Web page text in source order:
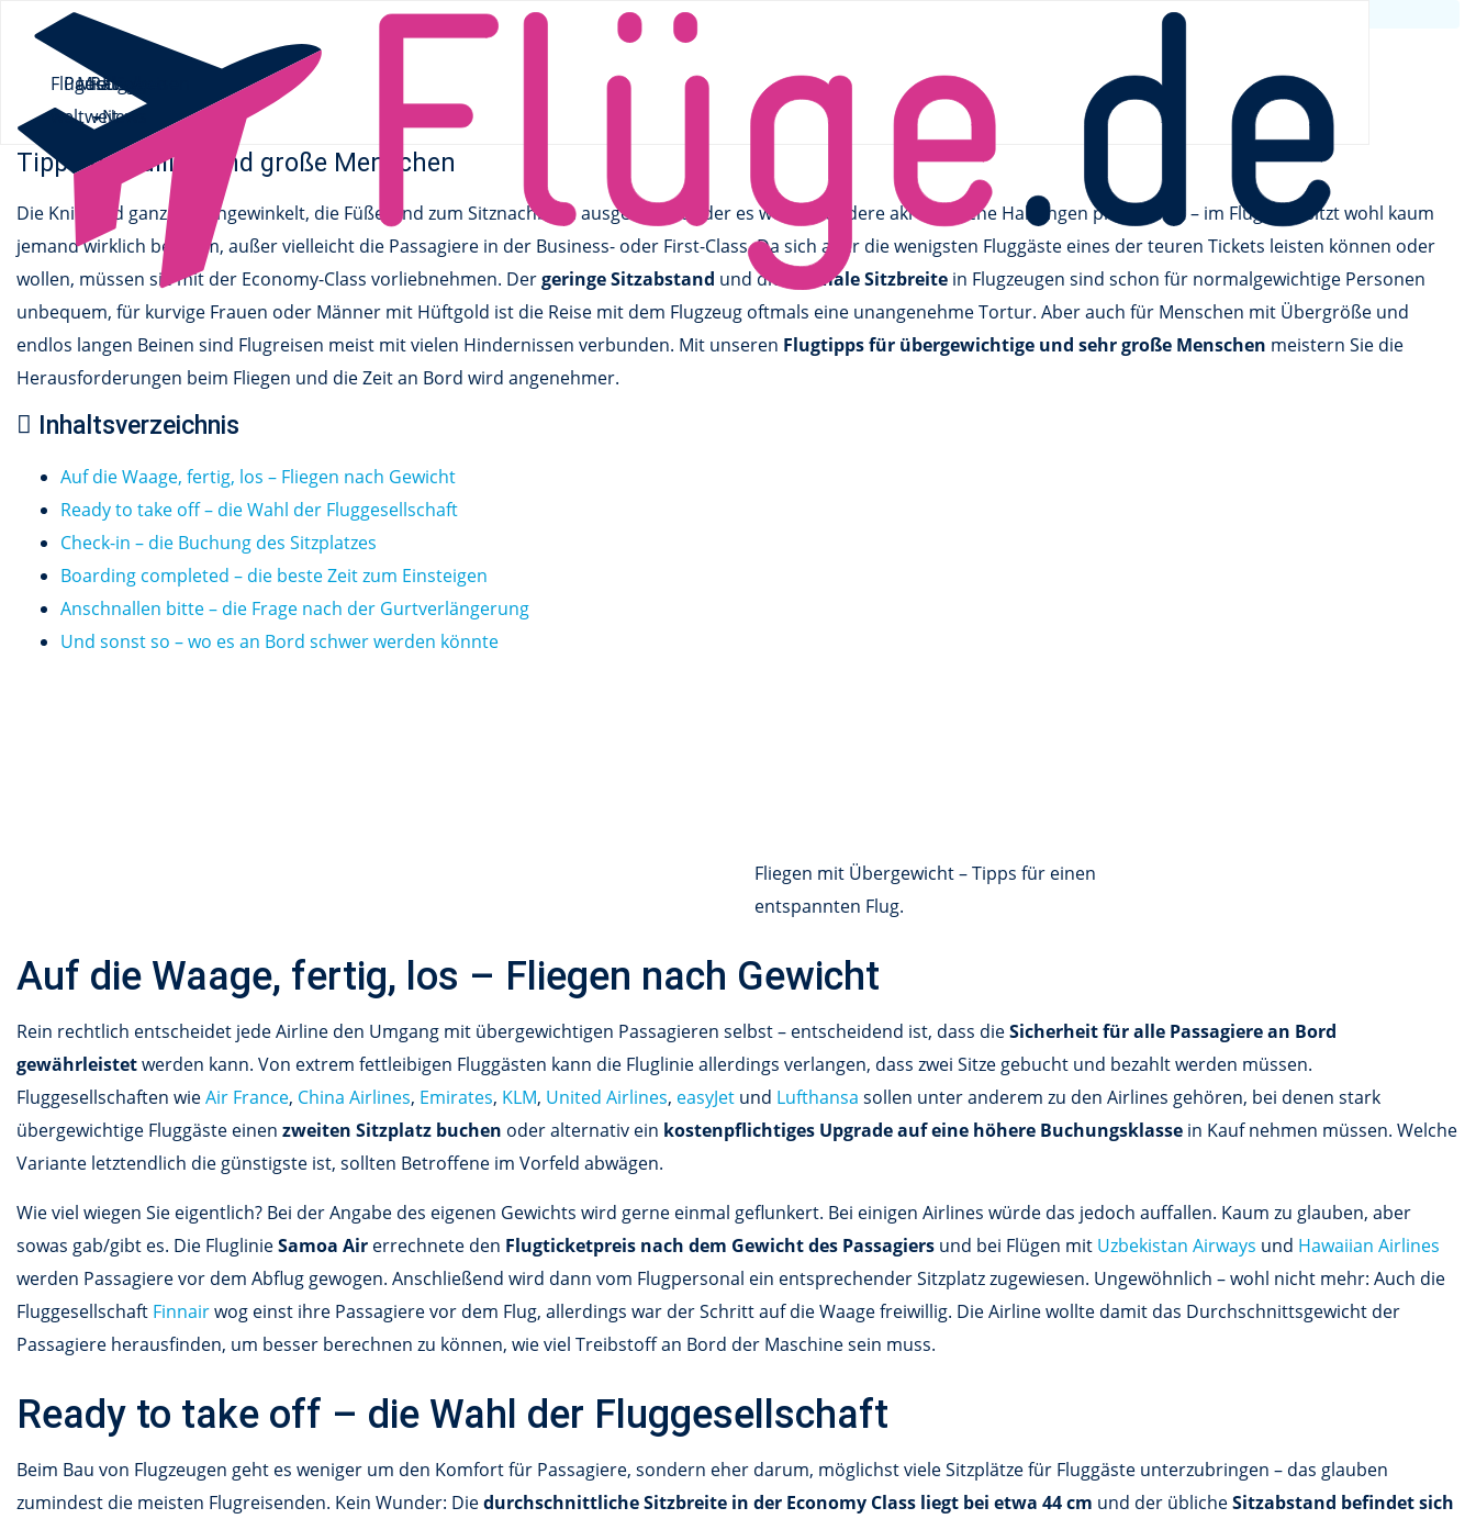
Flüge
weltweit
Pauschalreisen
Mietwagen
Ratgeber
Flüge
News
Flüge.de» » Fliegen mit Übergewicht & Übergröße
Fliegen mit Übergewicht & Übergröße
Tipps für füllige und große Menschen
Die Knie sind ganz eng angewinkelt, die Füße sind zum Sitznachbarn ausgestreckt oder es werden andere akrobatische Haltungen präsentiert – im Flugzeug sitzt wohl kaum
jemand wirklich bequem, außer vielleicht die Passagiere in der Business- oder First-Class. Da sich aber die wenigsten Fluggäste eines der teuren Tickets leisten können oder
wollen, müssen sie mit der Economy-Class vorliebnehmen. Dergeringe Sitzabstand und die schmale Sitzbreite in Flugzeugen sind schon für normalgewichtige Personen
unbequem, für kurvige Frauen oder Männer mit Hüftgold ist die Reise mit dem Flugzeug oftmals eine unangenehme Tortur. Aber auch für Menschen mit Übergröße und
endlos langen Beinen sind Flugreisen meist mit vielen Hindernissen verbunden. Mit unseren Flugtipps für übergewichtige und sehr große Menschen meistern Sie die
Herausforderungen beim Fliegen und die Zeit an Bord wird angenehmer.
Inhaltsverzeichnis
Auf die Waage, fertig, los – Fliegen nach Gewicht
Ready to take off – die Wahl der Fluggesellschaft
Check-in – die Buchung des Sitzplatzes
Boarding completed – die beste Zeit zum Einsteigen
Anschnallen bitte – die Frage nach der Gurtverlängerung
Und sonst so – wo es an Bord schwer werden könnte
Fliegen mit Übergewicht – Tipps für einen
entspannten Flug.
Auf die Waage, fertig, los – Fliegen nach Gewicht
Rein rechtlich entscheidet jede Airline den Umgang mit übergewichtigen Passagieren selbst – entscheidend ist, dass dieSicherheit für alle Passagiere an Bord
gewährleistetwerden kann. Von extrem fettleibigen Fluggästen kann die Fluglinie allerdings verlangen, dass zwei Sitze gebucht und bezahlt werden müssen.
Fluggesellschaften wieAir France, China Airlines, Emirates, KLM, United Airlines, easyJet und Lufthansa sollen unter anderem zu den Airlines gehören, bei denen stark
übergewichtige Fluggäste einen zweiten Sitzplatz buchen oder alternativ ein kostenpflichtiges Upgrade auf eine höhere Buchungsklasse in Kauf nehmen müssen. Welche
Variante letztendlich die günstigste ist, sollten Betroffene im Vorfeld abwägen.
Wie viel wiegen Sie eigentlich? Bei der Angabe des eigenen Gewichts wird gerne einmal geflunkert. Bei einigen Airlines würde das jedoch auffallen. Kaum zu glauben, aber
sowas gab/gibt es. Die FluglinieSamoa Air errechnete den Flugticketpreis nach dem Gewicht des Passagiers und bei Flügen mit Uzbekistan Airways und Hawaiian Airlines
werden Passagiere vor dem Abflug gewogen. Anschließend wird dann vom Flugpersonal ein entsprechender Sitzplatz zugewiesen. Ungewöhnlich – wohl nicht mehr: Auch die
Fluggesellschaft Finnairwog einst ihre Passagiere vor dem Flug, allerdings war der Schritt auf die Waage freiwillig. Die Airline wollte damit das Durchschnittsgewicht der
Passagiere herausfinden, um besser berechnen zu können, wie viel Treibstoff an Bord der Maschine sein muss.
Ready to take off – die Wahl der Fluggesellschaft
Beim Bau von Flugzeugen geht es weniger um den Komfort für Passagiere, sondern eher darum, möglichst viele Sitzplätze für Fluggäste unterzubringen – das glauben
zumindest die meisten Flugreisenden. Kein Wunder: Diedurchschnittliche Sitzbreite in der Economy Class liegt bei etwa 44 cm und der üblicheSitzabstand befindet sich